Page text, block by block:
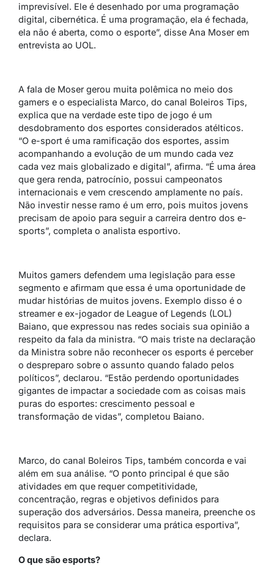
imprevisível. Ele é desenhado por uma programação
digital, cibernética. É uma programação, ela é fechada,
ela não é aberta, como o esporte”, disse Ana Moser em
entrevista ao UOL.
A fala de Moser gerou muita polêmica no meio dos
gamers e o especialista Marco, do canal Boleiros Tips,
explica que na verdade este tipo de jogo é um
desdobramento dos esportes considerados atélticos.
“O e-sport é uma ramificação dos esportes, assim
acompanhando a evolução de um mundo cada vez
cada vez mais globalizado e digital”, afirma. “É uma área
que gera renda, patrocínio, possui campeonatos
internacionais e vem crescendo amplamente no país.
Não investir nesse ramo é um erro, pois muitos jovens
precisam de apoio para seguir a carreira dentro dos e-
sports”, completa o analista esportivo.
Muitos gamers defendem uma legislação para esse
segmento e afirmam que essa é uma oportunidade de
mudar histórias de muitos jovens. Exemplo disso é o
streamer e ex-jogador de League of Legends (LOL)
Baiano, que expressou nas redes sociais sua opinião a
respeito da fala da ministra. “O mais triste na declaração
da Ministra sobre não reconhecer os esports é perceber
o despreparo sobre o assunto quando falado pelos
políticos”, declarou. “Estão perdendo oportunidades
gigantes de impactar a sociedade com as coisas mais
puras do esportes: crescimento pessoal e
transformação de vidas”, completou Baiano.
Marco, do canal Boleiros Tips, também concorda e vai
além em sua análise. “O ponto principal é que são
atividades em que requer competitividade,
concentração, regras e objetivos definidos para
superação dos adversários. Dessa maneira, preenche os
requisitos para se considerar uma prática esportiva”,
declara.
O que são esports?